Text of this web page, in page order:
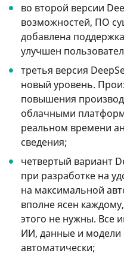
во второй версии
возможностей, ПО
добавлена
улучшен
третья версия
новый уровень.
повышения
облачными
реальном времени
сведения;
четвертый вариант
при разработке на
на максимальной
вполне ясен
этого не нужны. Все
ИИ, данные и модели
автоматически;